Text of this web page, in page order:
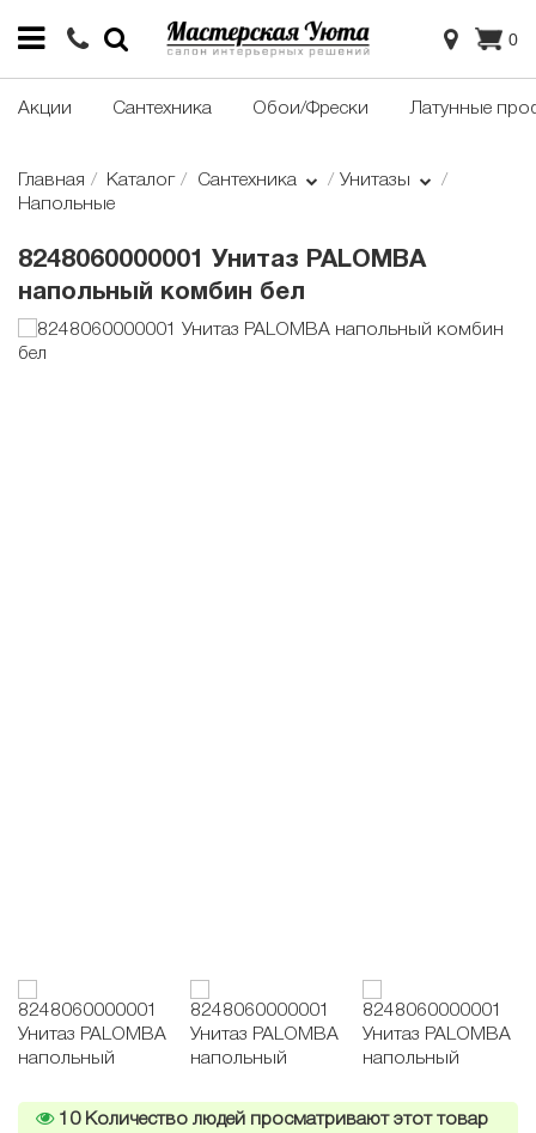
0
Акции Сантехника Обои/Фрески Латунные
Главная Каталог Сантехника
Унитазы
Напольные
8248060000001 Унитаз PALOMBA
напольный комбин бел
10Количество людей просматривают этот товар